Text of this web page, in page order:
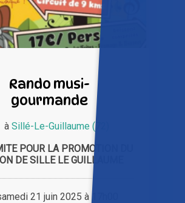
Rando musi-
gourmande
Sillé-Le-Guillaume (72)
POUR LA PROMOTION DU
DE SILLE LE GUILLAUME
21 juin 2025 à 17h00